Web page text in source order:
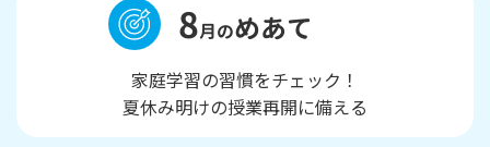
8月のめあて
家庭学習の習慣をチェック！
夏休み明けの授業再開に備える